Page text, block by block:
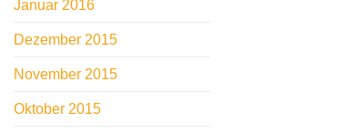
Januar 2016
Dezember 2015
November 2015
Oktober 2015